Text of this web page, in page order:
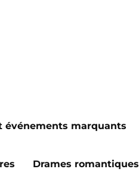
événements marquants
Drames romantiques